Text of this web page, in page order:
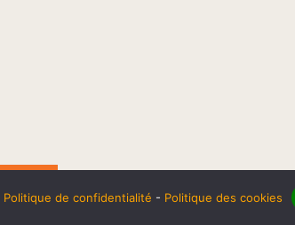
Politique de confidentialité - Politique des cookies